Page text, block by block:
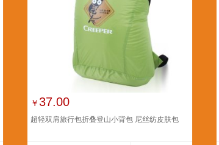
￥37.00
超轻双肩旅行包折叠登山小背包 尼丝纺皮肤包